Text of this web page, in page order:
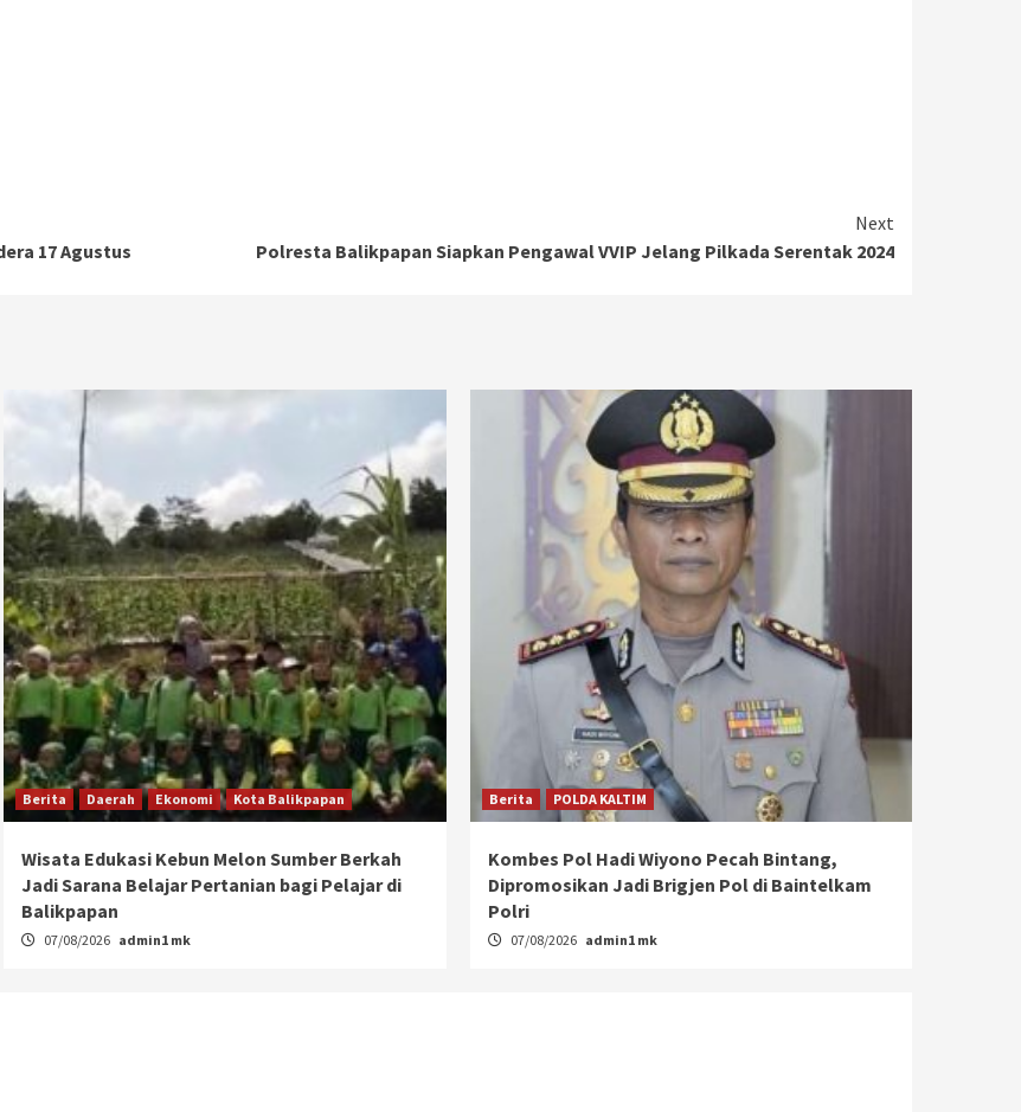
17 Agustus
Next
Polresta Balikpapan Siapkan Pengawal VVIP Jelang Pilkada Serentak 2024
Berita Daerah Ekonomi Kota Balikpapan
Wisata Edukasi Kebun Melon Sumber Berkah
Jadi Sarana Belajar Pertanian bagi Pelajar di
Balikpapan
07/08/2026 admin1 mk
Berita POLDA KALTIM
Kombes Pol Hadi Wiyono Pecah Bintang,
Dipromosikan Jadi Brigjen Pol di Baintelkam
Polri
07/08/2026 admin1 mk